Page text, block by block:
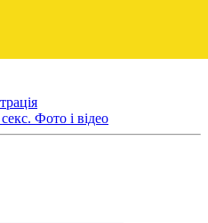
Фото і відео